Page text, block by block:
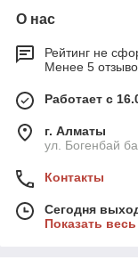
О нас
Рейтинг не
Менее 5
Работает с
г. Алматы
ул. Богенбай
Контакты
Сегодня
Показать